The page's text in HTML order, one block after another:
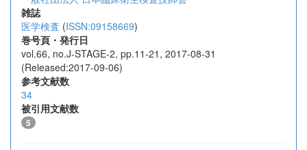
雑誌
医学検査 (ISSN:09158669)
巻号頁・発行日
vol.66, no.J-STAGE-2, pp.11-21, 2017-08-31
(Released:2017-09-06)
参考文献数
34
被引用文献数
5